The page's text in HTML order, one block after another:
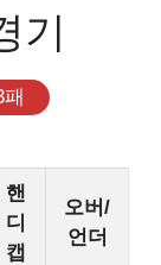
기
패
핸
디
캡
오버/
언더